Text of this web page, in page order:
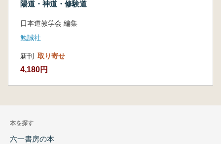
陽道・神道・修験道
日本道教学会 編集
勉誠社
新刊 取り寄せ
4,180円
本を探す
六一書房の本